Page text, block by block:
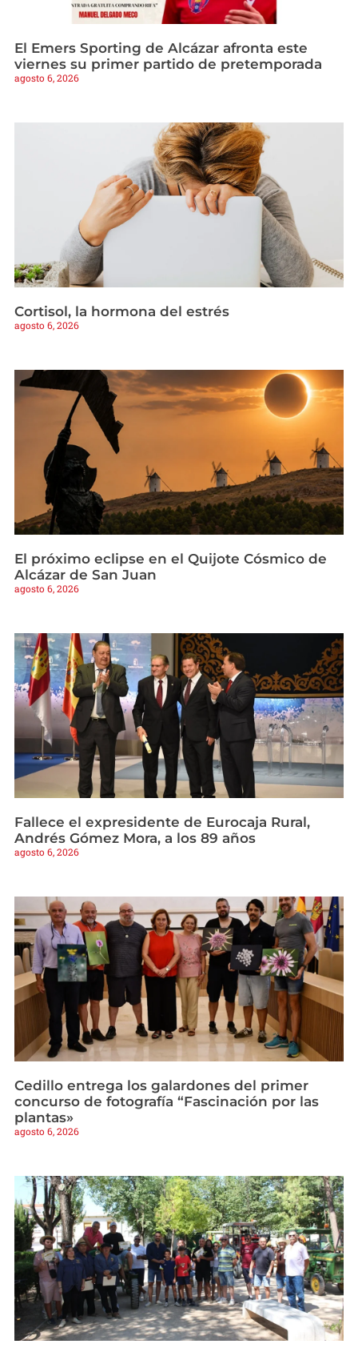
El Emers Sporting de Alcázar afronta este
viernes su primer partido de pretemporada
agosto 6, 2026
Cortisol, la hormona del estrés
agosto 6, 2026
El próximo eclipse en el Quijote Cósmico de
Alcázar de San Juan
agosto 6, 2026
Fallece el expresidente de Eurocaja Rural,
Andrés Gómez Mora, a los 89 años
agosto 6, 2026
Cedillo entrega los galardones del primer
concurso de fotografía “Fascinación por las
plantas»
agosto 6, 2026